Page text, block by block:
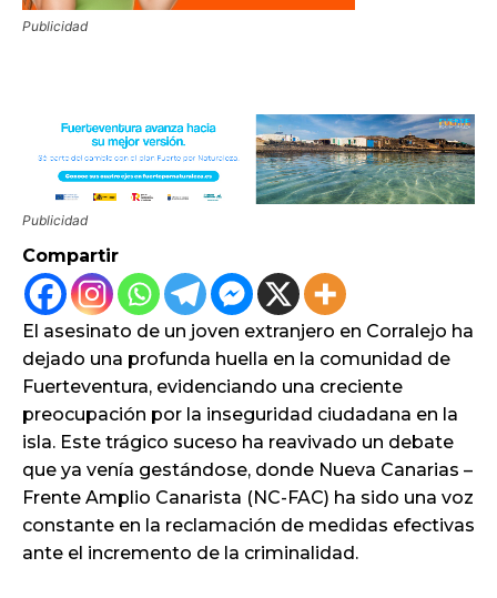
Publicidad
Publicidad
Compartir
El asesinato de un joven extranjero en Corralejo ha
dejado una profunda huella en la comunidad de
Fuerteventura, evidenciando una creciente
preocupación por la inseguridad ciudadana en la
isla. Este trágico suceso ha reavivado un debate
que ya venía gestándose, donde Nueva Canarias –
Frente Amplio Canarista (NC-FAC) ha sido una voz
constante en la reclamación de medidas efectivas
ante el incremento de la criminalidad.